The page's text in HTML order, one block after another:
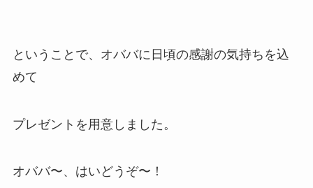
ということで、オババに日頃の感謝の気持ちを込
めて
プレゼントを用意しました。
オババ〜、はいどうぞ〜！